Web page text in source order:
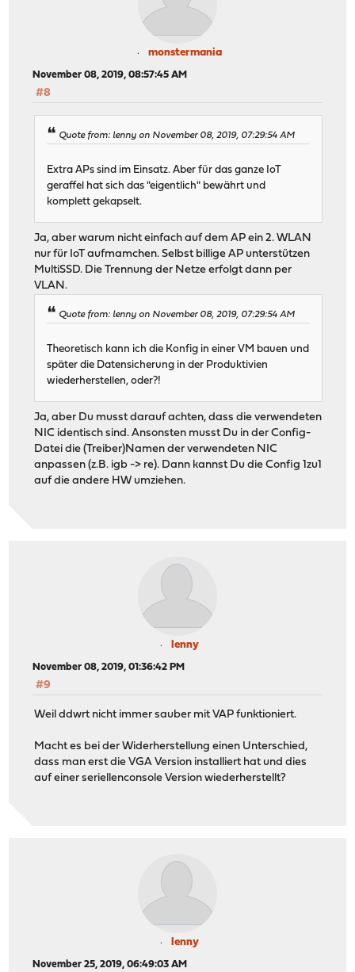
monstermania
November 08, 2019, 08:57:45 AM
#8
Quote from: lenny on November 08, 2019, 07:29:54 AM
Extra APs sind im Einsatz. Aber für das ganze IoT
geraffel hat sich das "eigentlich" bewährt und
komplett gekapselt.
Ja, aber warum nicht einfach auf dem AP ein 2. WLAN
nur für IoT aufmamchen. Selbst billige AP unterstützen
MultiSSD. Die Trennung der Netze erfolgt dann per
VLAN.
Quote from: lenny on November 08, 2019, 07:29:54 AM
Theoretisch kann ich die Konfig in einer VM bauen und
später die Datensicherung in der Produktivien
wiederherstellen, oder?!
Ja, aber Du musst darauf achten, dass die verwendeten
NIC identisch sind. Ansonsten musst Du in der Config-
Datei die (Treiber)Namen der verwendeten NIC
anpassen (z.B. igb -> re). Dann kannst Du die Config 1zu1
auf die andere HW umziehen.
lenny
November 08, 2019, 01:36:42 PM
#9
Weil ddwrt nicht immer sauber mit VAP funktioniert.
Macht es bei der Widerherstellung einen Unterschied,
dass man erst die VGA Version installiert hat und dies
auf einer seriellenconsole Version wiederherstellt?
lenny
November 25, 2019, 06:49:03 AM